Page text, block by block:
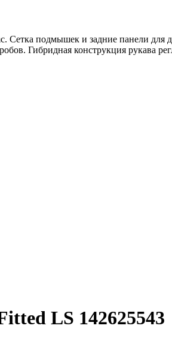
Сетка подмышек и задние панели
Гибридная конструкция рукава
LS 142625543